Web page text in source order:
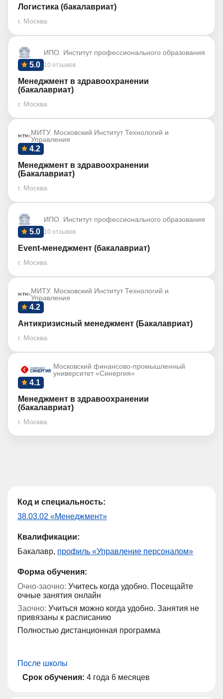
Логистика (бакалавриат)
г. Москва
ИПО. Институт профессионального образования
10 отзывов
5.0
Менеджмент в здравоохранении
(бакалавриат)
г. Москва
МИТУ. Московский Институт Технологий и
Управления
4.2
Менеджмент в здравоохранении
(Бакалавриат)
г. Москва
ИПО. Институт профессионального образования
10 отзывов
5.0
Event-менеджмент (бакалавриат)
г. Москва
МИТУ. Московский Институт Технологий и
Управления
4.2
Антикризисный менеджмент (Бакалавриат)
г. Москва
Московский финансово-промышленный
университет «Синергия»
4.1
Менеджмент в здравоохранении
(бакалавриат)
г. Москва
Код и специальность:
38.03.02 «Менеджмент»
Квалификации:
Бакалавр, профиль «Управление персоналом»
Форма обучения:
Очно-заочно: Учитесь когда удобно. Посещайте
очные занятия онлайн
Заочно: Учиться можно когда удобно. Занятия не
привязаны к расписанию
Полностью дистанционная программа
После школы
Срок обучения: 4 года 6 месяцев